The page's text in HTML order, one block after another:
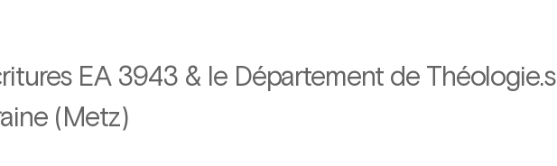
EA 3943 & le Département de Théologie.s
(Metz)